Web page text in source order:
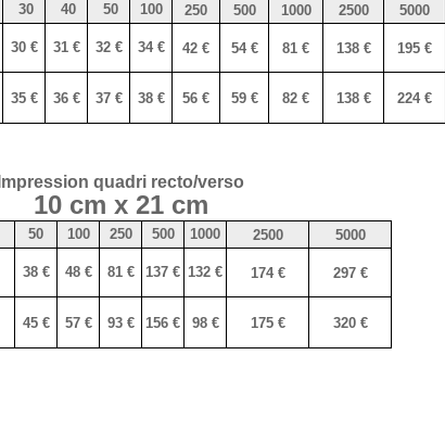
30 40 50 100 250 500 1000 2500
5000
30 € 31 € 32 € 34 € 42 € 54 € 81 € 138 € 195 €
35 € 36 € 37 € 38 € 56 € 59 € 82 € 138 € 224 €
Impression quadri recto/verso
10 cm x 21 cm
50 100 250 500 1000 2500
5000
38 € 48 € 81 € 137 € 132 € 174 € 297 €
45 € 57 € 93 € 156 € 98 € 175 € 320 €